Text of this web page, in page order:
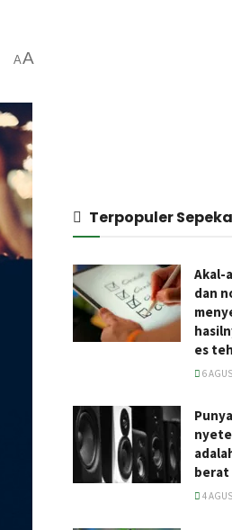
AA
Terpopuler
Akal-
dan
es teh
6
berat
4